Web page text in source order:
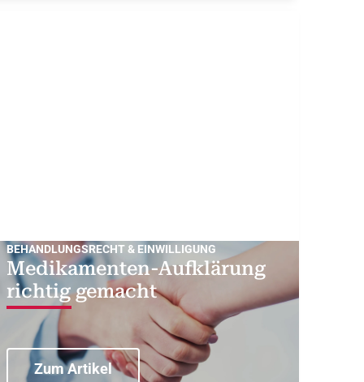
BEHANDLUNGSRECHT & EINWILLIGUNG
Medikamenten-Aufklärung
richtig gemacht
Zum Artikel